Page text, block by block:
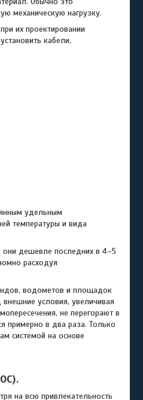
механическую нагрузку.
их проектировании
кабели,
удельным
температуры и вида
дешевле последних в 4–5
расходуя
водометов и площадок
условия, увеличивая
не перегорают в
примерно в два раза. Только
системой на основе
на всю привлекательность